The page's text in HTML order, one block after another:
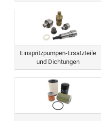
Einspritzpumpen-Ersatzteile
und Dichtungen